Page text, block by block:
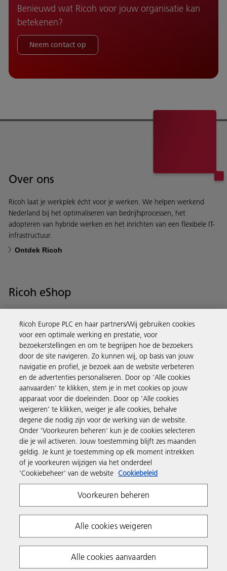
Benieuwd wat Ricoh voor jouw organisatie kan
betekenen?
Neem contact op
Over ons
Ricoh laat je werkplek écht voor je werken. We helpen werkend
Nederland bij het optimaliseren van bedrijfsprocessen, het
adopteren van hybride werken en het inrichten van een flexibele IT-
infrastructuur.
Ontdek Ricoh
Ricoh eShop
via de Ricoh eShop.
Ontdek meer
Business Solutions
Producten en services
Support en contact
Inspiratie
Volg Ricoh
Ricoh Europe PLC en haar partners/Wij gebruiken cookies
voor een optimale werking en prestatie, voor
bezoekerstellingen en om te begrijpen hoe de bezoekers
door de site navigeren. Zo kunnen wij, op basis van jouw
navigatie en profiel, je bezoek aan de website verbeteren
en de advertenties personaliseren. Door op 'Alle cookies
aanvaarden' te klikken, stem je in met cookies op jouw
apparaat voor die doeleinden. Door op 'Alle cookies
weigeren' te klikken, weiger je alle cookies, behalve
degene die nodig zijn voor de werking van de website.
Onder 'Voorkeuren beheren' kun je de cookies selecteren
die je wil activeren. Jouw toestemming blijft zes maanden
geldig. Je kunt je toestemming op elk moment intrekken
of je voorkeuren wijzigen via het onderdeel
'Cookiebeheer' van de website Cookiebeleid
Voorkeuren beheren
Alle cookies weigeren
Alle cookies aanvaarden